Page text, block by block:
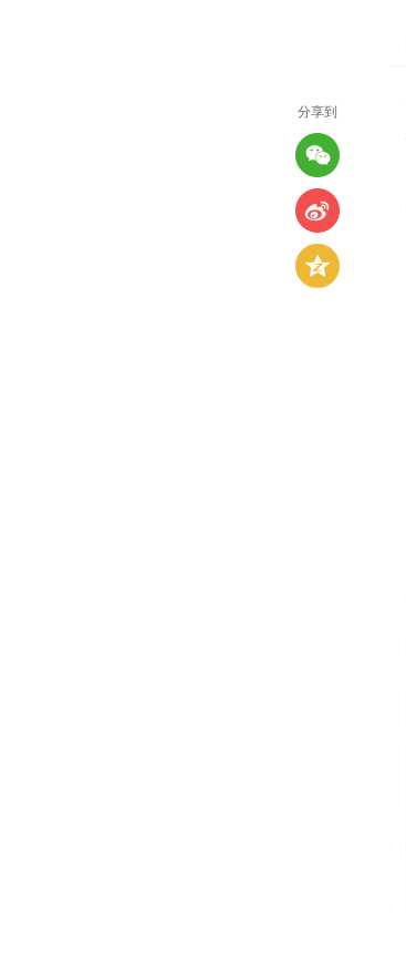
分享到